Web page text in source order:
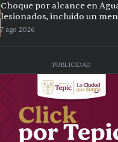
Choque por alcance en
lesionados, incluido un
7 ago 2026
PUBLICIDAD